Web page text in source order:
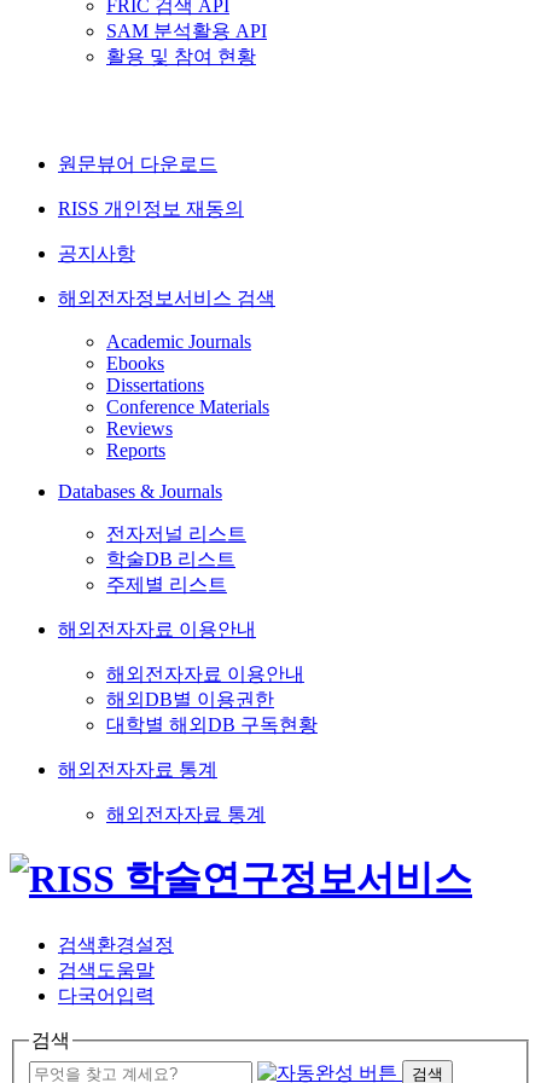
FRIC 검색 API
SAM 분석활용 API
활용 및 참여 현황
원문뷰어 다운로드
RISS 개인정보 재동의
공지사항
해외전자정보서비스 검색
Academic Journals
Ebooks
Dissertations
Conference Materials
Reviews
Reports
Databases & Journals
전자저널 리스트
학술DB 리스트
주제별 리스트
해외전자자료 이용안내
해외전자자료 이용안내
해외DB별 이용권한
대학별 해외DB 구독현황
해외전자자료 통계
해외전자자료 통계
검색환경설정
검색도움말
다국어입력
검색
검색